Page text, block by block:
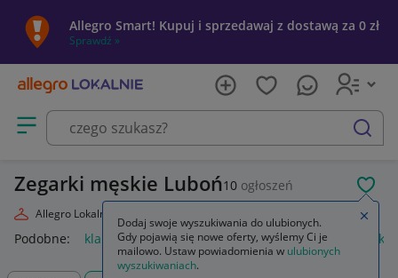
Allegro Smart! Kupuj i sprzedawaj z dostawą za 0 zł
Sprawdź »
Otwórz menu z kategoriami
szukaj
Zegarki męskie Luboń10 ogłoszeń
Allegro Lokalnie Męskie
Podobne: klapki męskie bokserki męskie kąpielówki męskie
Dodaj swoje wyszukiwania do ulubionych.
Gdy pojawią się nowe oferty, wyślemy Ci je
mailowo. Ustaw powiadomienia w ulubionych
wyszukiwaniach.